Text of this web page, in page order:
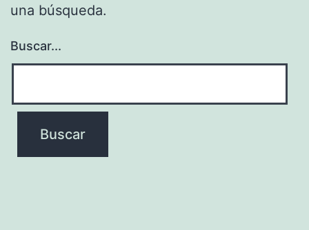
una búsqueda.
Buscar...